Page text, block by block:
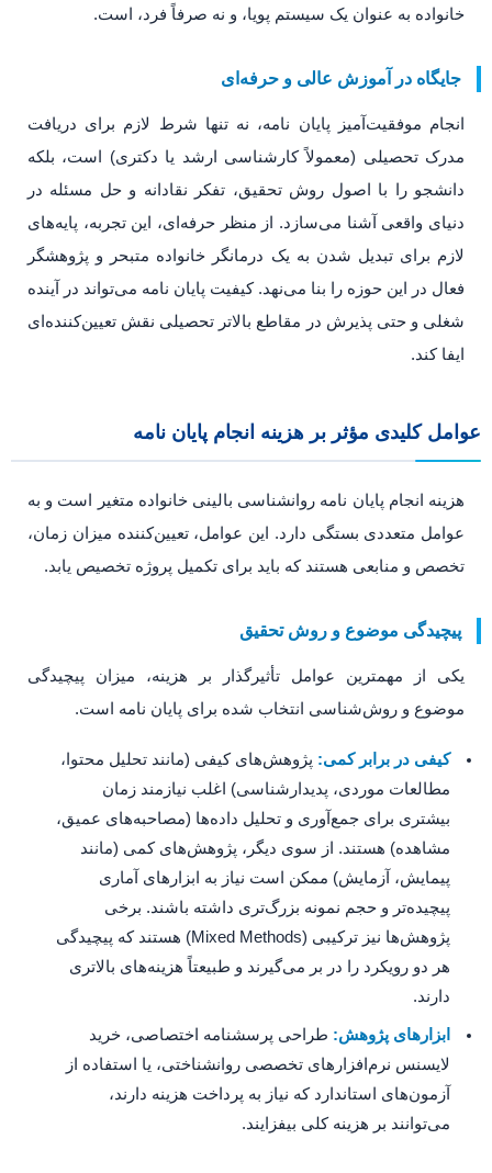
خانواده به عنوان یک سیستم پویا، و نه صرفاً فرد، است.
جایگاه در آموزش عالی و حرفه‌ای
انجام موفقیت‌آمیز پایان نامه، نه تنها شرط لازم برای دریافت
مدرک تحصیلی (معمولاً کارشناسی ارشد یا دکتری) است، بلکه
دانشجو را با اصول روش تحقیق، تفکر نقادانه و حل مسئله در
دنیای واقعی آشنا می‌سازد. از منظر حرفه‌ای، این تجربه، پایه‌های
لازم برای تبدیل شدن به یک درمانگر خانواده متبحر و پژوهشگر
فعال در این حوزه را بنا می‌نهد. کیفیت پایان نامه می‌تواند در آینده
شغلی و حتی پذیرش در مقاطع بالاتر تحصیلی نقش تعیین‌کننده‌ای
ایفا کند.
عوامل کلیدی مؤثر بر هزینه انجام پایان نامه
هزینه انجام پایان نامه روانشناسی بالینی خانواده متغیر است و به
عوامل متعددی بستگی دارد. این عوامل، تعیین‌کننده میزان زمان،
تخصص و منابعی هستند که باید برای تکمیل پروژه تخصیص یابد.
پیچیدگی موضوع و روش تحقیق
یکی از مهمترین عوامل تأثیرگذار بر هزینه، میزان پیچیدگی
موضوع و روش‌شناسی انتخاب شده برای پایان نامه است.
کیفی در برابر کمی: پژوهش‌های کیفی (مانند تحلیل محتوا،
مطالعات موردی، پدیدارشناسی) اغلب نیازمند زمان
بیشتری برای جمع‌آوری و تحلیل داده‌ها (مصاحبه‌های عمیق،
مشاهده) هستند. از سوی دیگر، پژوهش‌های کمی (مانند
پیمایش، آزمایش) ممکن است نیاز به ابزارهای آماری
پیچیده‌تر و حجم نمونه بزرگ‌تری داشته باشند. برخی
پژوهش‌ها نیز ترکیبی (Mixed Methods) هستند که پیچیدگی
هر دو رویکرد را در بر می‌گیرند و طبیعتاً هزینه‌های بالاتری
دارند.
ابزارهای پژوهش: طراحی پرسشنامه اختصاصی، خرید
لایسنس نرم‌افزارهای تخصصی روانشناختی، یا استفاده از
آزمون‌های استاندارد که نیاز به پرداخت هزینه دارند،
می‌توانند بر هزینه کلی بیفزایند.